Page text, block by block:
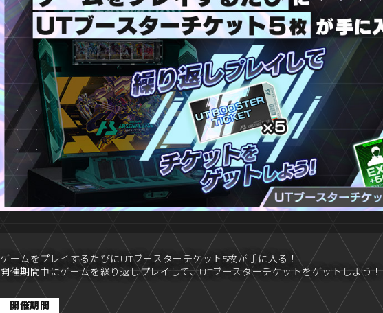
ゲームをプレイするたびにUTブースターチケット5枚が手に入る！
開催期間中にゲームを繰り返しプレイして、UTブースターチケットをゲットしよう！
開催期間